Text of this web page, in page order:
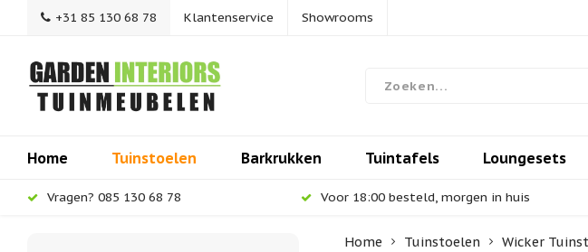
+31 85 130 68 78 Klantenservice Showrooms
Home Tuinstoelen Barkrukken Tuintafels Loungesets
Vragen? 085 130 68 78 Voor 18:00 besteld, morgen in huis
Home Tuinstoelen Wicker